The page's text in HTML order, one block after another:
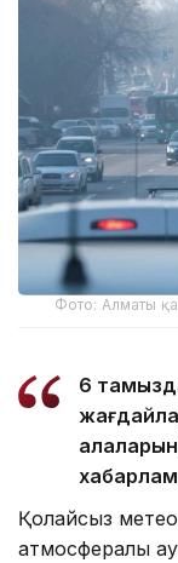
Фото: Алматы
6
Қолайсыз
атмосфералық